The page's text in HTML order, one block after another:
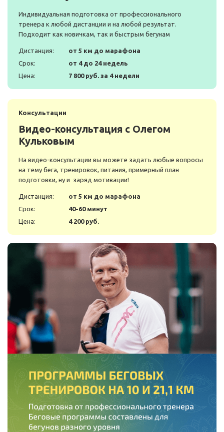
Индивидуальная подготовка от профессионального
тренера к любой дистанции и на любой результат.
Подходит как новичкам, так и быстрым бегунам
Дистанция:
от 5 км до марафона
Срок:
от 4 до 24 недель
Цена:
7 800 руб. за 4 недели
Консультации
Видео-консультация с Олегом
Кульковым
На видео-консультации вы можете задать любые вопросы
на тему бега, тренировок, питания, примерный план
подготовки, ну и заряд мотивации!
Дистанция:
от 5 км до марафона
Срок:
40-60 минут
Цена:
4 200 руб.